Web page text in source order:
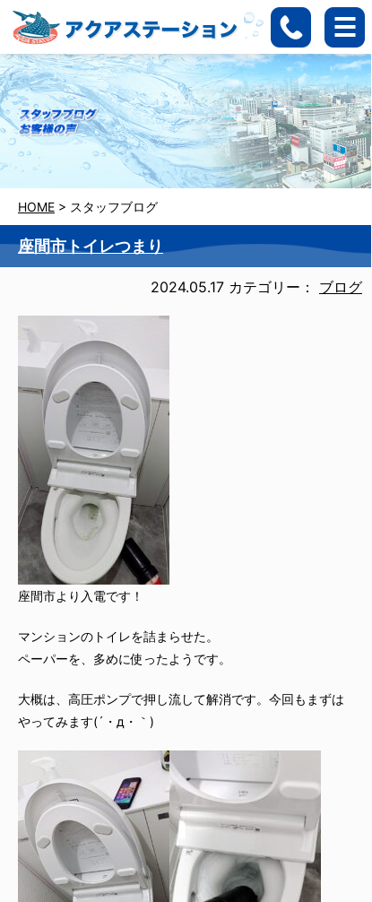
HOME > スタッフブログ
座間市トイレつまり
2024.05.17 カテゴリー： ブログ
座間市より入電です！
マンションのトイレを詰まらせた。
ペーパーを、多めに使ったようです。
大概は、高圧ポンプで押し流して解消です。今回もまずは
やってみます(´・д・｀)